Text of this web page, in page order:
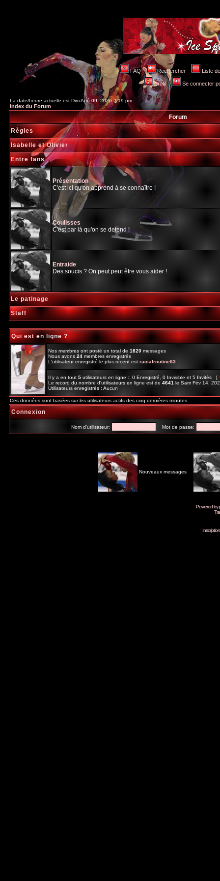
FAQ Rechercher Liste
Profil Se connecter
La date/heure actuelle est Dim Aoû 09, 2026 2:19 pm
Index du Forum
Forum
Règles
Isabelle et Olivier
Entre fans
Présentation
C'est ici qu'on apprend à se connaître !
Coulisses
C'est par là qu'on se detend !
Entraide
Des soucis ? On peut peut être vous aider !
Le patinage
Staff
Qui est en ligne ?
Nos membres ont posté un total de1820messages
Nous avons24membres enregistrés
L'utilisateur enregistré le plus récent estracialroutine63
Il y a en tout5utilisateurs en ligne :: 0 Enregistré, 0 Invisible et 5 Invités [
Le record du nombre d'utilisateurs en ligne est de4641le Sam Fév 14,
Utilisateurs enregistrés : Aucun
Ces données sont basées sur les utilisateurs actifs des cinq dernières minutes
Connexion
Nom d'utilisateur: Mot de passe:
Nouveaux messages
Powered by